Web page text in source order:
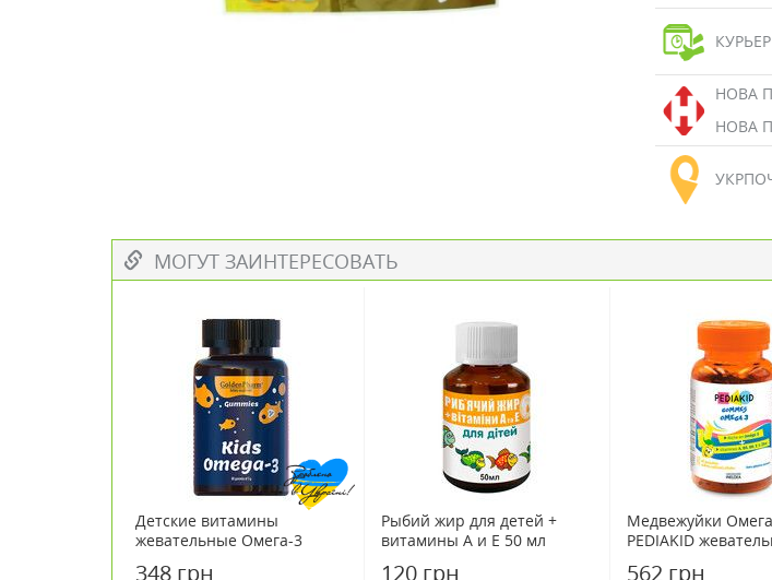
НОВА
НОВА
МОГУТ ЗАИНТЕРЕСОВАТЬ
Детские витамины
жевательные Омега-3
348 грн
Рыбий жир для детей +
витамины А и Е 50 мл
120 грн
Медвежуйки
PEDIAKID
562 грн